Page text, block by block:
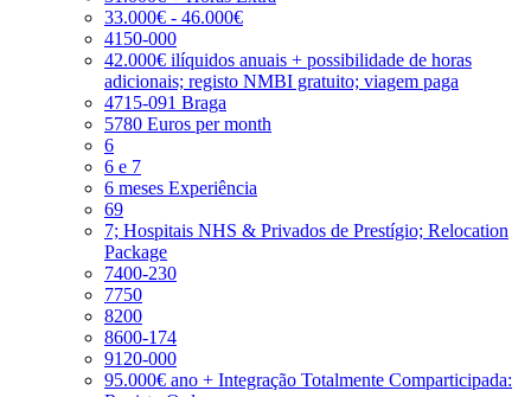
33.000€ - 46.000€
4150-000
42.000€ ilíquidos anuais + possibilidade de horas
adicionais; registo NMBI gratuito; viagem paga
4715-091 Braga
5780 Euros per month
6
6 e 7
6 meses Experiência
69
7; Hospitais NHS & Privados de Prestígio; Relocation
Package
7400-230
7750
8200
8600-174
9120-000
95.000€ ano + Integração Totalmente Comparticipada: